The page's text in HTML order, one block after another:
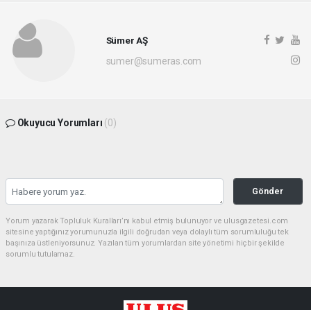
Sümer AŞ
sumer@sumeras.com
Okuyucu Yorumları (0)
Gönder
Yorum yazarak Topluluk Kuralları’nı kabul etmiş bulunuyor ve ulusgazetesi.com
sitesine yaptığınız yorumunuzla ilgili doğrudan veya dolaylı tüm sorumluluğu tek
başınıza üstleniyorsunuz. Yazılan tüm yorumlardan site yönetimi hiçbir şekilde
sorumlu tutulamaz.